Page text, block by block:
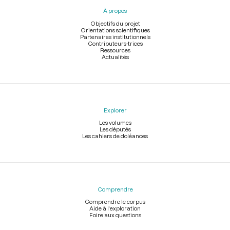
À propos
Objectifs du projet
Orientations scientifiques
Partenaires institutionnels
Contributeurs-trices
Ressources
Actualités
Explorer
Les volumes
Les députés
Les cahiers de doléances
Comprendre
Comprendre le corpus
Aide à l'exploration
Foire aux questions